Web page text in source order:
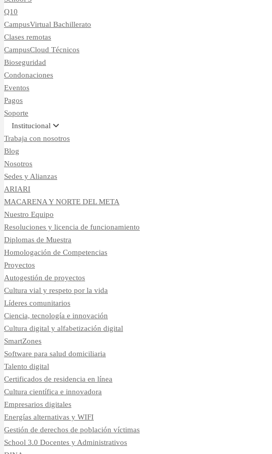
Q10
CampusVirtual Bachillerato
Clases remotas
CampusCloud Técnicos
Bioseguridad
Condonaciones
Eventos
Pagos
Soporte
Institucional
Trabaja con nosotros
Blog
Nosotros
Sedes y Alianzas
ARIARI
MACARENA Y NORTE DEL META
Nuestro Equipo
Resoluciones y licencia de funcionamiento
Diplomas de Muestra
Homologación de Competencias
Proyectos
Autogestión de proyectos
Cultura vial y respeto por la vida
Líderes comunitarios
Ciencia, tecnología e innovación
Cultura digital y alfabetización digital
SmartZones
Software para salud domiciliaria
Talento digital
Certificados de residencia en línea
Cultura científica e innovadora
Empresarios digitales
Energías alternativas y WIFI
Gestión de derechos de población víctimas
School 3.0 Docentes y Administrativos